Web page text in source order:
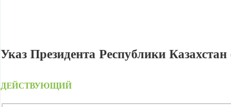
Указ Президента Республики
ДЕЙСТВУЮЩИЙ